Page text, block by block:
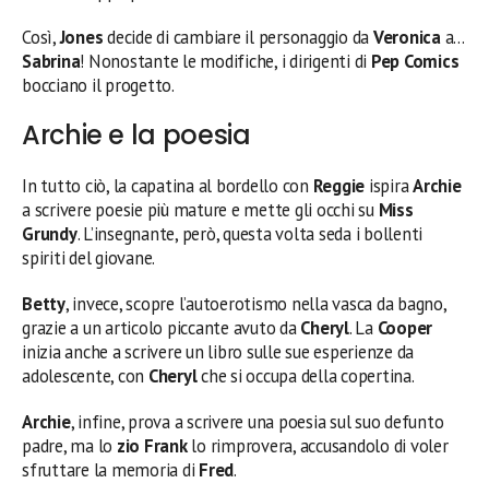
Così,Jonesdecide di cambiare il personaggio daVeronicaa…
Sabrina! Nonostante le modifiche, i dirigenti di Pep Comics
bocciano il progetto.
Archie e la poesia
In tutto ciò, la capatina al bordello con Reggie ispiraArchie
a scrivere poesie più mature e mette gli occhi su Miss
Grundy. L’insegnante, però, questa volta seda i bollenti
spiriti del giovane.
Betty, invece, scopre l’autoerotismo nella vasca da bagno,
grazie a un articolo piccante avuto daCheryl. La Cooper
inizia anche a scrivere un libro sulle sue esperienze da
adolescente, con Cherylche si occupa della copertina.
Archie, infine, prova a scrivere una poesia sul suo defunto
padre, ma lo zio Franklo rimprovera, accusandolo di voler
sfruttare la memoria di Fred.